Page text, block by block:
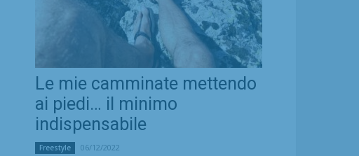
Le mie camminate mettendo
ai piedi… il minimo
indispensabile
Freestyle 06/12/2022